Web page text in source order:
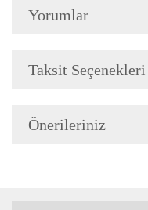
Yorumlar
Taksit Seçenekleri
Önerileriniz